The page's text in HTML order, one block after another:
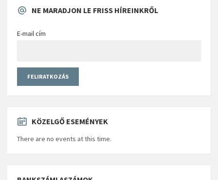
NE MARADJON LE FRISS HÍREINKRŐL
E-mail cím
KÖZELGŐ ESEMÉNYEK
There are no events at this time.